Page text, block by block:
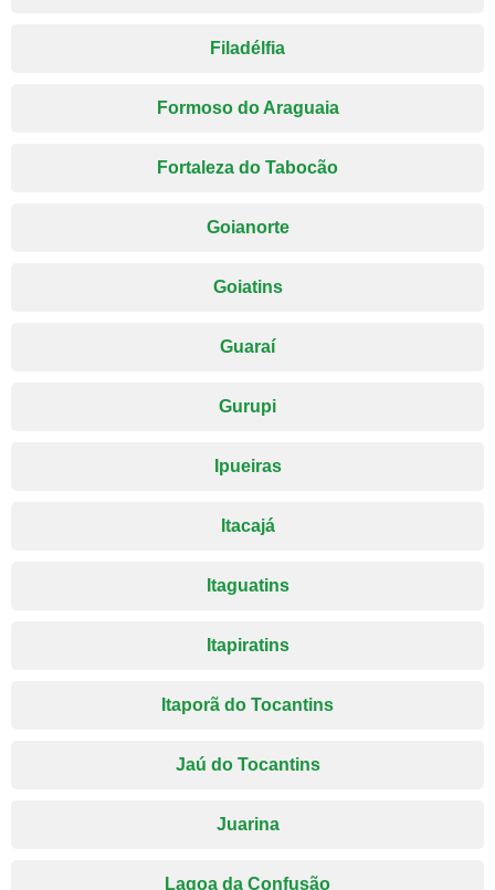
Filadélfia
Formoso do Araguaia
Fortaleza do Tabocão
Goianorte
Goiatins
Guaraí
Gurupi
Ipueiras
Itacajá
Itaguatins
Itapiratins
Itaporã do Tocantins
Jaú do Tocantins
Juarina
Lagoa da Confusão